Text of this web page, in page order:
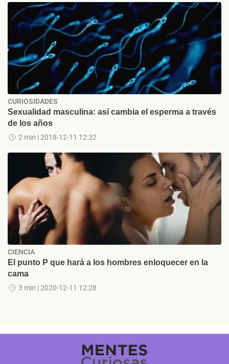
CURIOSIDADES
Sexualidad masculina: así cambia el esperma a través
de los años
2 min | 2018-12-11 12:32
CIENCIA
El punto P que hará a los hombres enloquecer en la
cama
3 min | 2020-12-11 12:28